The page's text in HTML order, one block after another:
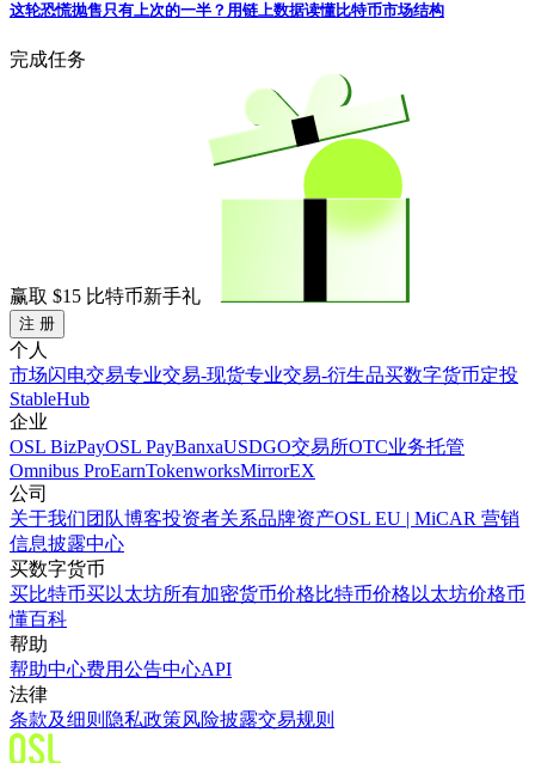
这轮恐慌抛售只有上次的一半？用链上数据读懂比特币市场结构
完成任务
赢取 $15 比特币新手礼
注 册
个人
市场闪电交易专业交易-现货专业交易-衍生品买数字货币定投
StableHub
企业
OSL BizPayOSL PayBanxaUSDGO交易所OTC业务托管
Omnibus ProEarnTokenworksMirrorEX
公司
关于我们 团队博客投资者关系品牌资产OSL EU | MiCAR 营销
信息披露中心
买数字货币
买比特币买以太坊所有加密货币价格比特币价格以太坊价格币
懂百科
帮助
帮助中心费用公告中心API
法律
条款及细则 隐私政策风险披露交易规则